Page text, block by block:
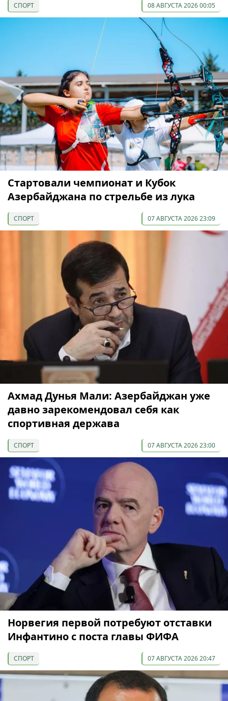
СПОРТ 08 АВГУСТА 2026 00:05
Cтартовали чемпионат и Кубок
Азербайджана по стрельбе из лука
СПОРТ 07 АВГУСТА 2026 23:09
Ахмад Дунья Мали: Азербайджан уже
давно зарекомендовал себя как
спортивная держава
СПОРТ 07 АВГУСТА 2026 23:00
Норвегия первой потребуют отставки
Инфантино с поста главы ФИФА
СПОРТ 07 АВГУСТА 2026 20:47